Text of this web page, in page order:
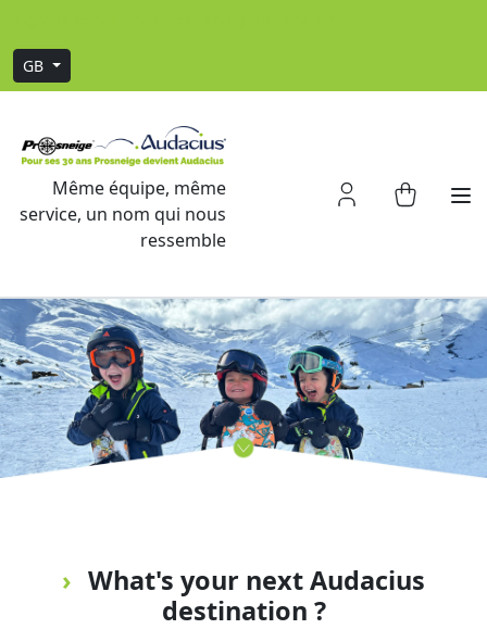
GB
Même équipe, même
service, un nom qui nous
ressemble
What's your next Audacius
destination ?